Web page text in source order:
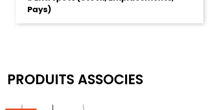
Pays)
PRODUITS ASSOCIES